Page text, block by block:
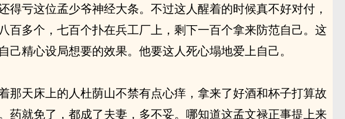
得亏这位孟少爷神经大条。不过这人醒着的时候真不好对付，
百多个，七百个扑在兵工厂上，剩下一百个拿来防范自己。这
己精心设局想要的效果。他要这人死心塌地爱上自己。
那天床上的人杜荫山不禁有点心痒，拿来了好酒和杯子打算故
药就免了，都成了夫妻，多不妥。哪知道这孟文禄正事提上来